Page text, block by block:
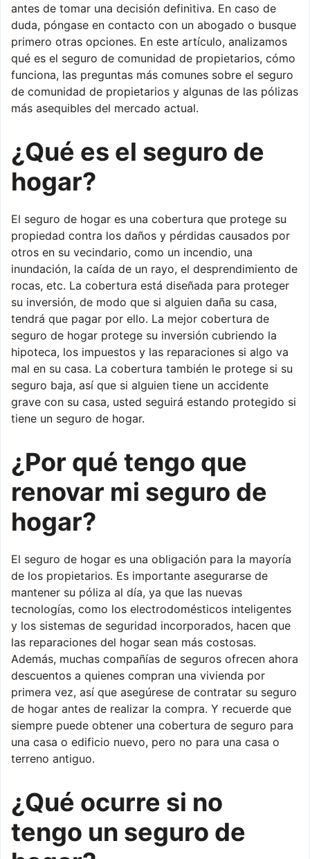
antes de tomar una decisión definitiva. En caso de
duda, póngase en contacto con un abogado o busque
primero otras opciones. En este artículo, analizamos
qué es el seguro de comunidad de propietarios, cómo
funciona, las preguntas más comunes sobre el seguro
de comunidad de propietarios y algunas de las pólizas
más asequibles del mercado actual.
¿Qué es el seguro de
hogar?
El seguro de hogar es una cobertura que protege su
propiedad contra los daños y pérdidas causados por
otros en su vecindario, como un incendio, una
inundación, la caída de un rayo, el desprendimiento de
rocas, etc. La cobertura está diseñada para proteger
su inversión, de modo que si alguien daña su casa,
tendrá que pagar por ello. La mejor cobertura de
seguro de hogar protege su inversión cubriendo la
hipoteca, los impuestos y las reparaciones si algo va
mal en su casa. La cobertura también le protege si su
seguro baja, así que si alguien tiene un accidente
grave con su casa, usted seguirá estando protegido si
tiene un seguro de hogar.
¿Por qué tengo que
renovar mi seguro de
hogar?
El seguro de hogar es una obligación para la mayoría
de los propietarios. Es importante asegurarse de
mantener su póliza al día, ya que las nuevas
tecnologías, como los electrodomésticos inteligentes
y los sistemas de seguridad incorporados, hacen que
las reparaciones del hogar sean más costosas.
Además, muchas compañías de seguros ofrecen ahora
descuentos a quienes compran una vivienda por
primera vez, así que asegúrese de contratar su seguro
de hogar antes de realizar la compra. Y recuerde que
siempre puede obtener una cobertura de seguro para
una casa o edificio nuevo, pero no para una casa o
terreno antiguo.
¿Qué ocurre si no
tengo un seguro de